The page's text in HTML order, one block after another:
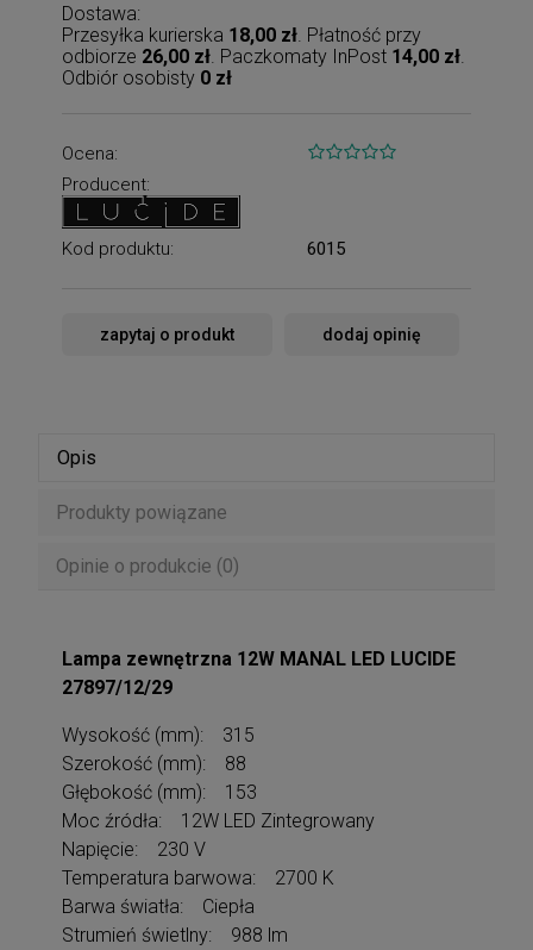
Dostawa:
Przesyłka kurierska 18,00 zł . Płatność przy
odbiorze 26,00 zł . Paczkomaty InPost 14,00 zł
Odbiór osobisty 0 zł
Ocena:
Producent:
Kod produktu: 6015
zapytaj o produkt dodaj opinię
Opis
Produkty powiązane
Opinie o produkcie (0)
Lampa zewnętrzna 12W MANAL LED LUCIDE
27897/12/29
Wysokość (mm): 315
Szerokość (mm): 88
Głębokość (mm): 153
Moc źródła: 12W LED Zintegrowany
Napięcie: 230 V
Temperatura barwowa: 2700 K
Barwa światła: Ciepła
Strumień świetlny: 988 lm